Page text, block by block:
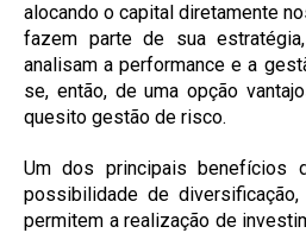
alocando o capital diretamente
fazem parte de sua
analisam a performance e a
se, então, de uma opção
quesito gestão de risco.
Um dos principais benefícios
possibilidade de
permitem a realização de